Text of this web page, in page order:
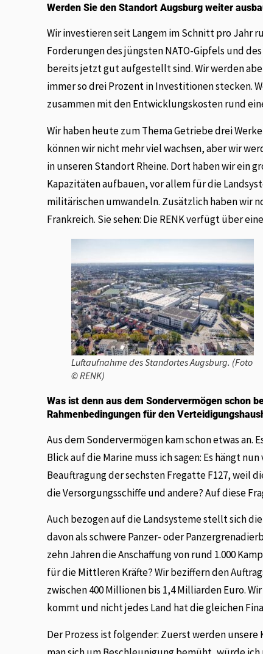
Werden Sie den Standort Augsburg weiter
Wir investieren seit Langem im Schnitt pro Jahr
Forderungen des jüngsten NATO-Gipfels und
bereits jetzt gut aufgestellt sind. Wir werden
immer so drei Prozent in Investitionen stecken.
zusammen mit den Entwicklungskosten rund
Wir haben heute zum Thema Getriebe drei
können wir nicht mehr viel wachsen, aber wir
in unseren Standort Rheine. Dort haben wir ein
Kapazitäten aufbauen, vor allem für die
militärischen umwandeln. Zusätzlich haben wir
Frankreich. Sie sehen: Die RENK verfügt über
Luftaufnahme des Standortes Augsburg. (Foto
© RENK)
Was ist denn aus dem Sondervermögen schon
Rahmenbedingungen für den
Aus dem Sondervermögen kam schon etwas an.
Blick auf die Marine muss ich sagen: Es hängt
Beauftragung der sechsten Fregatte F127, weil
die Versorgungsschiffe und andere? Auf diese
Auch bezogen auf die Landsysteme stellt sich
davon als schwere Panzer- oder
zehn Jahren die Anschaffung von rund 1.000
für die Mittleren Kräfte? Wir beziffern den
zwischen 400 Millionen bis 1,4 Milliarden Euro.
kommt und nicht jedes Land hat die gleichen
Der Prozess ist folgender: Zuerst werden